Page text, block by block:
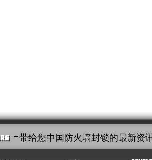
- 带给您中国防火墙封锁的最新资